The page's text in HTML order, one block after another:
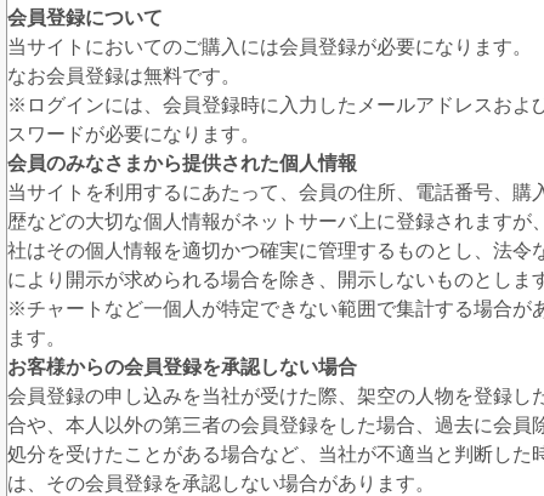
会員登録について
当サイトにおいてのご購入には会員登録が必要になります。
なお会員登録は無料です。
※ログインには、会員登録時に入力したメールアドレスおよ
スワードが必要になります。
会員のみなさまから提供された個人情報
当サイトを利用するにあたって、会員の住所、電話番号、購
歴などの大切な個人情報がネットサーバ上に登録されますが
社はその個人情報を適切かつ確実に管理するものとし、法令
により開示が求められる場合を除き、開示しないものとしま
※チャートなど一個人が特定できない範囲で集計する場合が
ます。
お客様からの会員登録を承認しない場合
会員登録の申し込みを当社が受けた際、架空の人物を登録し
合や、本人以外の第三者の会員登録をした場合、過去に会員
処分を受けたことがある場合など、当社が不適当と判断した
は、その会員登録を承認しない場合があります。